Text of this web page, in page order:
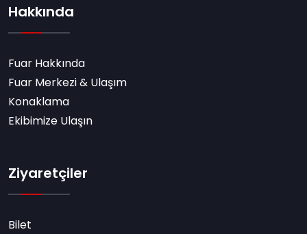
Hakkında
Fuar Hakkında
Fuar Merkezi & Ulaşım
Konaklama
Ekibimize Ulaşın
Ziyaretçiler
Bilet